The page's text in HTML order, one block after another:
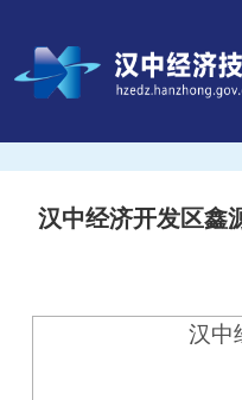
汉中经济开发区鑫
汉中